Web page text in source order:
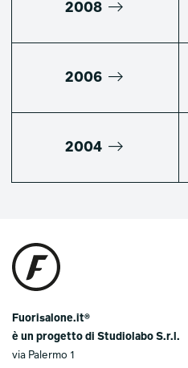
2008
2006
2004
Fuorisalone.it®
è un progetto di Studiolabo S.r.l.
via Palermo 1